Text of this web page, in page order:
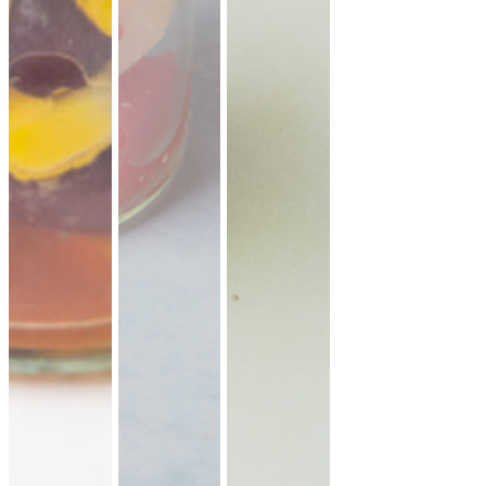
35er Falafel-Halloumi Mix
Dubai Halloumi Platte (20 Stück)
mit Honig Mascarpone Dip